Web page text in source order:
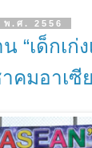
.ศ. 2556
“เด็กเก่
คมอาเซี